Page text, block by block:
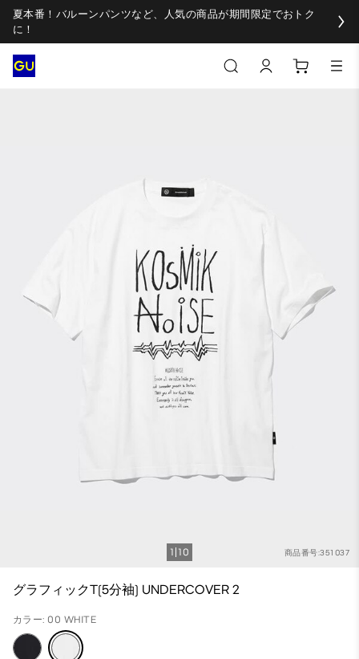
夏本番！バルーンパンツなど、人気の商品が期間限定でおトク
に！
商品番号:351037
1 10
グラフィックT(5分袖) UNDERCOVER 2
カラー: 00 WHITE